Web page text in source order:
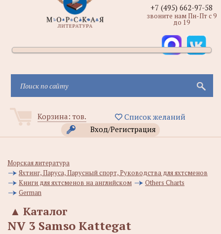
Корзина: тов.
Список желаний
Вход/Регистрация
+7 (495) 662-97-58
звоните нам Пн-Пт с 9
до 19
Морская литература
Яхтинг, Паруса, Парусный спорт, Руководства для яхтсменов
Книги для яхтсменов на английском
Others Charts
German
Каталог
▲
NV 3 Samso Kattegat